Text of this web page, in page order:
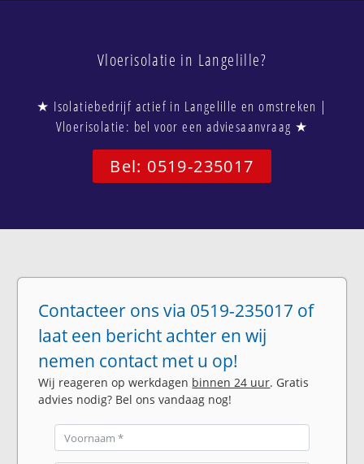
Vloerisolatie in Langelille?
★ Isolatiebedrijf actief in Langelille en omstreken |
Vloerisolatie: bel voor een adviesaanvraag ★
Bel: 0519-235017
Contacteer ons via 0519-235017 of
laat een bericht achter en wij
nemen contact met u op!
Wij reageren op werkdagen binnen 24 uur. Gratis
advies nodig? Bel ons vandaag nog!